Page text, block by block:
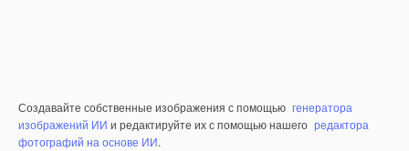
Создавайте собственные изображения с помощью генератора
изображений ИИ и редактируйте их с помощью нашего редактора
фотографий на основе ИИ.